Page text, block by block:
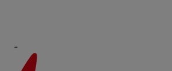
ソー